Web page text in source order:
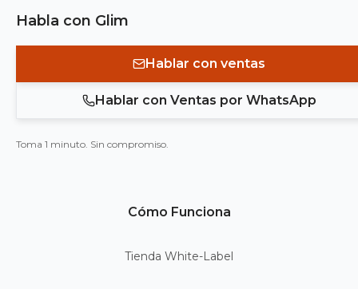
Habla con Glim
Hablar con ventas
Hablar con Ventas por WhatsApp
Toma 1 minuto. Sin compromiso.
Cómo Funciona
Tienda White-Label